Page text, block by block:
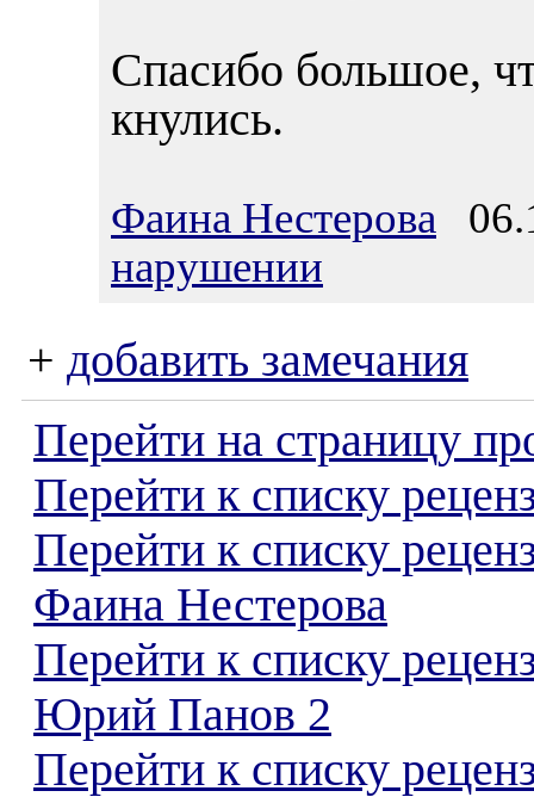
Спасибо большое,
кнулись.
Фаина Нестерова
нарушении
+ добавить замечания
Перейти на страницу
Перейти к списку
Перейти к списку
Фаина Нестерова
Перейти к списку
Юрий Панов 2
Перейти к списку